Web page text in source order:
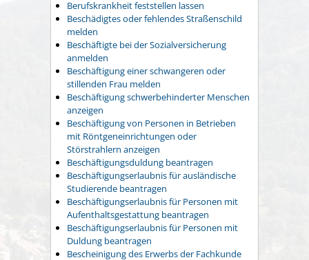
Berufskrankheit feststellen lassen
Beschädigtes oder fehlendes Straßenschild
melden
Beschäftigte bei der Sozialversicherung
anmelden
Beschäftigung einer schwangeren oder
stillenden Frau melden
Beschäftigung schwerbehinderter Menschen
anzeigen
Beschäftigung von Personen in Betrieben
mit Röntgeneinrichtungen oder
Störstrahlern anzeigen
Beschäftigungsduldung beantragen
Beschäftigungserlaubnis für ausländische
Studierende beantragen
Beschäftigungserlaubnis für Personen mit
Aufenthaltsgestattung beantragen
Beschäftigungserlaubnis für Personen mit
Duldung beantragen
Bescheinigung des Erwerbs der Fachkunde